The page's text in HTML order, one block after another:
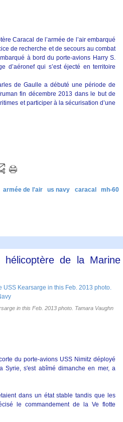
Caracal de l’armée de l’air embarqué
de recherche et de secours au combat
à bord du porte-avions Harry S.
d’aéronef qui s’est éjecté en territoire
de Gaulle a débuté une période de
fin décembre 2013 dans le but de
et participer à la sécurisation d’une
armée de l'air us navy caracal
mh-60
hélicoptère de la Marine
in this Feb. 2013 photo. Tamara Vaughn
du porte-avions USS Nimitz déployé
Syrie, s'est abîmé dimanche en mer, a
dans un état stable tandis que les
le commandement de la Ve flotte